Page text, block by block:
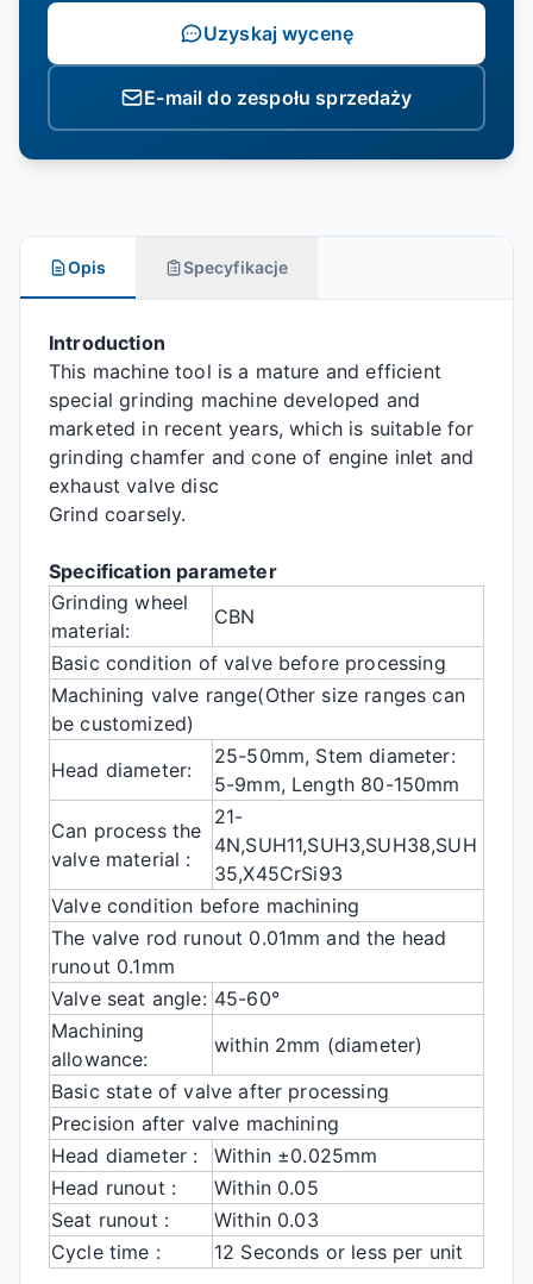
Uzyskaj wycenę
E-mail do zespołu sprzedaży
Opis Specyfikacje
Introduction
This machine tool is a mature and efficient
special grinding machine developed and
marketed in recent years, which is suitable for
grinding chamfer and cone of engine inlet and
exhaust valve disc
Grind coarsely.
Specification parameter
Grinding wheel
material:
CBN
Basic condition of valve before processing
Machining valve range(Other size ranges can
be customized)
Head diameter:
25-50mm, Stem diameter:
5-9mm, Length 80-150mm
Can process the
valve material :
21-
4N,SUH11,SUH3,SUH38,SUH
35,X45CrSi93
Valve condition before machining
The valve rod runout 0.01mm and the head
runout 0.1mm
Valve seat angle: 45-60°
Machining
allowance:
within 2mm (diameter)
Basic state of valve after processing
Precision after valve machining
Head diameter :
Within ±0.025mm
Head runout :
Within 0.05
Seat runout :
Within 0.03
Cycle time :
12 Seconds or less per unit